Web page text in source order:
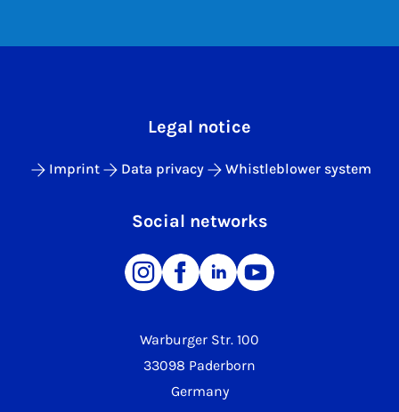
Warburger Str. 100
33098 Paderborn
Germany
Legal notice
Imprint Data privacy Whistleblower system
Social networks